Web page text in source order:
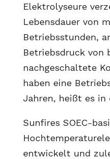
Elektrolyseure
Lebensdauer von
Betriebsstunden,
Betriebsdruck von
nachgeschaltete
haben eine
Jahren, heißt es in
Sunfires SOEC-
entwickelt und